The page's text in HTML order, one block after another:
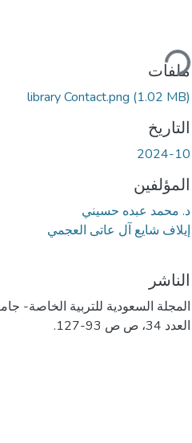
جاري التحميل...
ملفات
library Contact.png (1.02 MB)
التاريخ
2024-10
المؤلفين
د. محمد عبده حسيني
إيلاف شايع آل عاتى العجمي
الناشر
المجلة السعودية للتربية الخاصة-
العدد 34، ص ص 93-127.